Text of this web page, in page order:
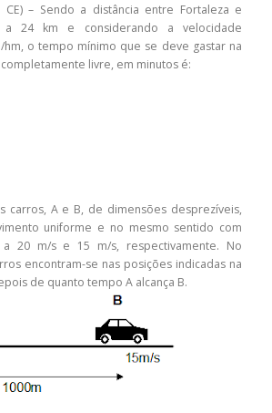
CE) – Sendo a distância entre Fortaleza e
a 24 km e considerando a velocidade
o tempo mínimo que se deve gastar na
livre, em minutos é:
carros, A e B, de dimensões desprezíveis,
uniforme e no mesmo sentido com
a 20 m/s e 15 m/s, respectivamente. No
encontram-se nas posições indicadas na
de quanto tempo A alcança B.